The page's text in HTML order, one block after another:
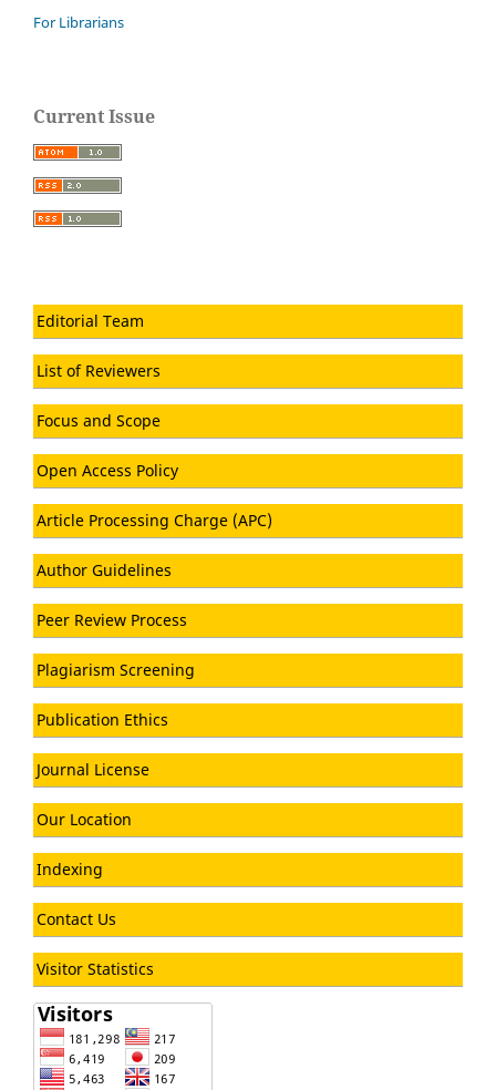
For Librarians
Current Issue
Editorial Team
List of Reviewers
Focus and Scope
Open Access Policy
Article Processing Charge (APC)
Author Guidelines
Peer Review Process
Plagiarism Screening
Publication Ethics
Journal License
Our Location
Indexing
Contact Us
Visitor Statistics